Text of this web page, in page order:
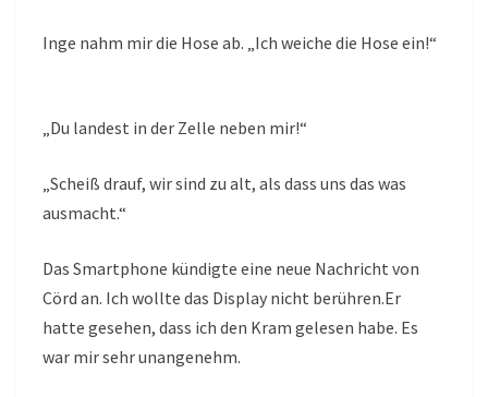
Inge nahm mir die Hose ab. „Ich weiche die Hose ein!“
„Du landest in der Zelle neben mir!“
„Scheiß drauf, wir sind zu alt, als dass uns das was
ausmacht.“
Das Smartphone kündigte eine neue Nachricht von
Cörd an. Ich wollte das Display nicht berühren.Er
hatte gesehen, dass ich den Kram gelesen habe. Es
war mir sehr unangenehm.